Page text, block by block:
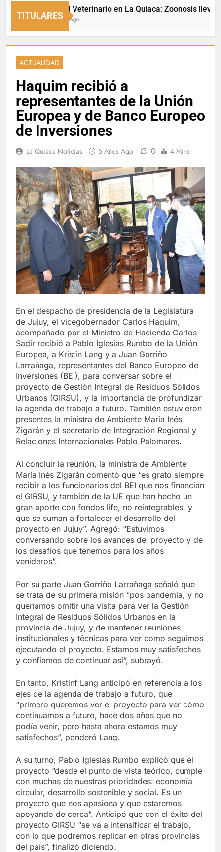
TITULARES
Día del Veterinario en La Quiaca: Zoonosis llevó
3 Horas Ago
ACTUALIDAD
Haquim recibió a
representantes de la Unión
Europea y de Banco Europeo
de Inversiones
La Quiaca Noticias 5 Años Ago 0 4 Mins
En el despacho de presidencia de la Legislatura
de Jujuy, el vicegobernador Carlos Haquim,
acompañado por el Ministro de Hacienda Carlos
Sadir recibió a Pablo Iglesias Rumbo de la Unión
Europea, a Kristin Lang y a Juan Gorriño
Larrañaga, representantes del Banco Europeo de
Inversiones (BEI), para conversar sobre el
proyecto de Gestión Integral de Residuos Sólidos
Urbanos (GIRSU), y la importancia de profundizar
la agenda de trabajo a futuro. También estuvieron
presentes la ministra de Ambiente María Inés
Zigarán y el secretario de Integración Regional y
Relaciones Internacionales Pablo Palomares.
Al concluir la reunión, la ministra de Ambiente
María Inés Zigarán comentó que “es grato siempre
recibir a los funcionarios del BEI que nos financian
el GIRSU, y también de la UE que han hecho un
gran aporte con fondos life, no reintegrables, y
que se suman a fortalecer el desarrollo del
proyecto en Jujuy”. Agregó: “Estuvimos
conversando sobre los avances del proyecto y de
los desafíos que tenemos para los años
venideros”.
Por su parte Juan Gorriño Larrañaga señaló que
se trata de su primera misión “pos pandemia, y no
queríamos omitir una visita para ver la Gestión
Integral de Residuos Sólidos Urbanos en la
provincia de Jujuy, y de mantener reuniones
institucionales y técnicas para ver como seguimos
ejecutando el proyecto. Estamos muy satisfechos
y confiamos de continuar así”, subrayó.
En tanto, Kristinf Lang anticipó en referencia a los
ejes de la agenda de trabajo a futuro, que
“primero queremos ver el proyecto para ver cómo
continuamos a futuro, hace dos años que no
podía venir, pero hasta ahora estamos muy
satisfechos”, ponderó Lang.
A su turno, Pablo Iglesias Rumbo explicó que el
proyecto “desde el punto de vista teórico, cumple
con muchas de nuestras prioridades: economía
circular, desarrollo sostenible y social. Es un
proyecto que nos apasiona y que estaremos
apoyando de cerca”. Anticipó que con el éxito del
proyecto GIRSU “se va a intensificar el trabajo,
con lo que podremos replicar en otras provincias
del país”, finalizó diciendo.